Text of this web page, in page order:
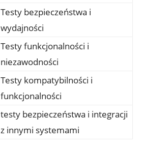
Testy bezpieczeństwa i
wydajności
Testy funkcjonalności i
niezawodności
Testy kompatybilności i
funkcjonalności
testy bezpieczeństwa i integracji
z innymi systemami